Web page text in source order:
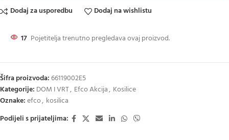
Dodaj za usporedbu Dodaj na wishlistu
17 Pojetitelja trenutno pregledava ovaj proizvod.
Šifra proizvoda:66119002E5
Kategorije: DOM I VRT, Efco Akcija, Kosilice
Oznake:efco, kosilica
Podijeli s prijateljima: